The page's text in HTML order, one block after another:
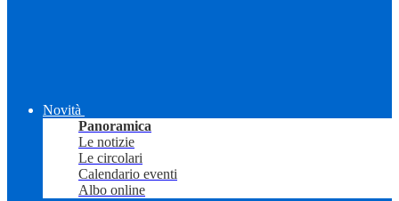
Novità
Panoramica
Le notizie
Le circolari
Calendario eventi
Albo online